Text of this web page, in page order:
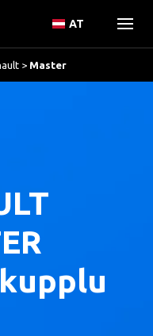
AT
> Master